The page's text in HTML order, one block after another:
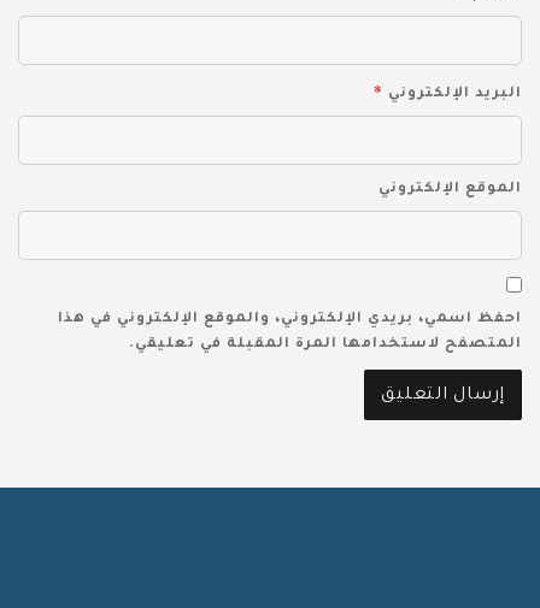
البريد الإلكتروني *
الموقع الإلكتروني
احفظ اسمي، بريدي الإلكتروني، والموقع الإلكتروني في هذا
المتصفح لاستخدامها المرة المقبلة في تعليقي.